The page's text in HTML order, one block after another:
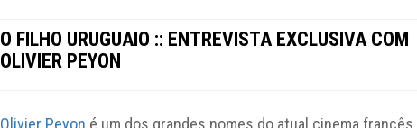
O FILHO URUGUAIO :: ENTREVISTA EXCLUSIVA COM
OLIVIER PEYON
Olivier Peyon é um dos grandes nomes do atual cinema francês.